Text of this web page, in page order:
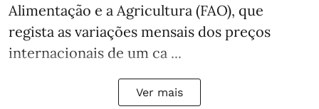
Alimentação e a Agricultura (FAO), que
regista as variações mensais dos preços
internacionais de um ca ...
Ver mais